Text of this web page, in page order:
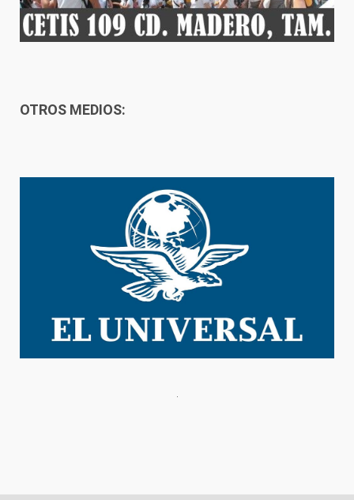
OTROS MEDIOS: